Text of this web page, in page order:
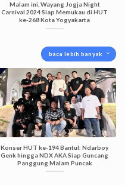
Malam ini, Wayang Jogja Night
Carnival 2024 Siap Memukau di HUT
ke-268 Kota Yogyakarta
baca lebih banyak
Konser HUT ke-194 Bantul: Ndarboy
Genk hingga NDX AKA Siap Guncang
Panggung Malam Puncak